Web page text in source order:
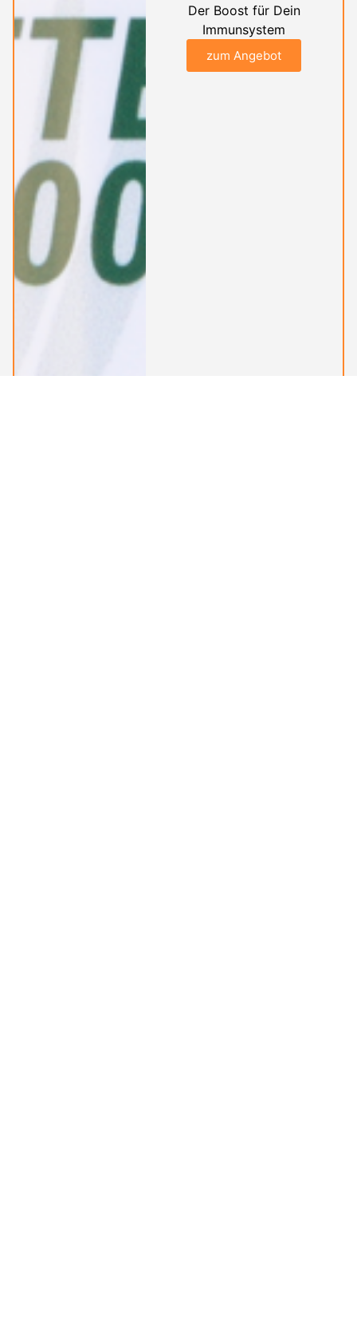
Der Boost für Dein
Immunsystem
zum Angebot